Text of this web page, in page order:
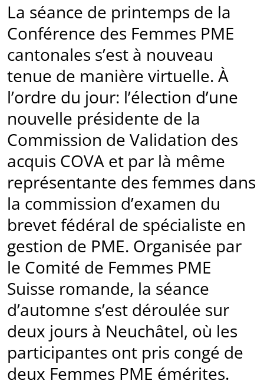
La séance de printemps de la
Conférence des Femmes PME
cantonales s’est à nouveau
tenue de manière virtuelle. À
l’ordre du jour: l’élection d’une
nouvelle présidente de la
Commission de Validation des
acquis COVA et par là même
représentante des femmes dans
la commission d’examen du
brevet fédéral de spécialiste en
gestion de PME. Organisée par
le Comité de Femmes PME
Suisse romande, la séance
d’automne s’est déroulée sur
deux jours à Neuchâtel, où les
participantes ont pris congé de
deux Femmes PME émérites.